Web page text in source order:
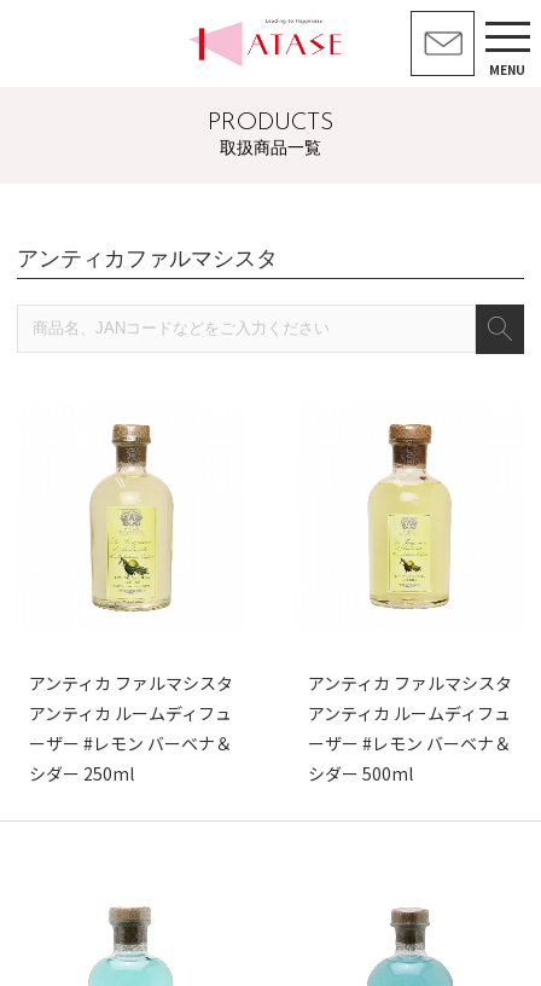
MENU
PRODUCTS
取扱商品一覧
アンティカファルマシスタ
アンティカ ファルマシスタ
アンティカ ルームディフュ
ーザー #レモン バーベナ＆
シダー 250ml
アンティカ ファルマシスタ
アンティカ ルームディフュ
ーザー #レモン バーベナ＆
シダー 500ml